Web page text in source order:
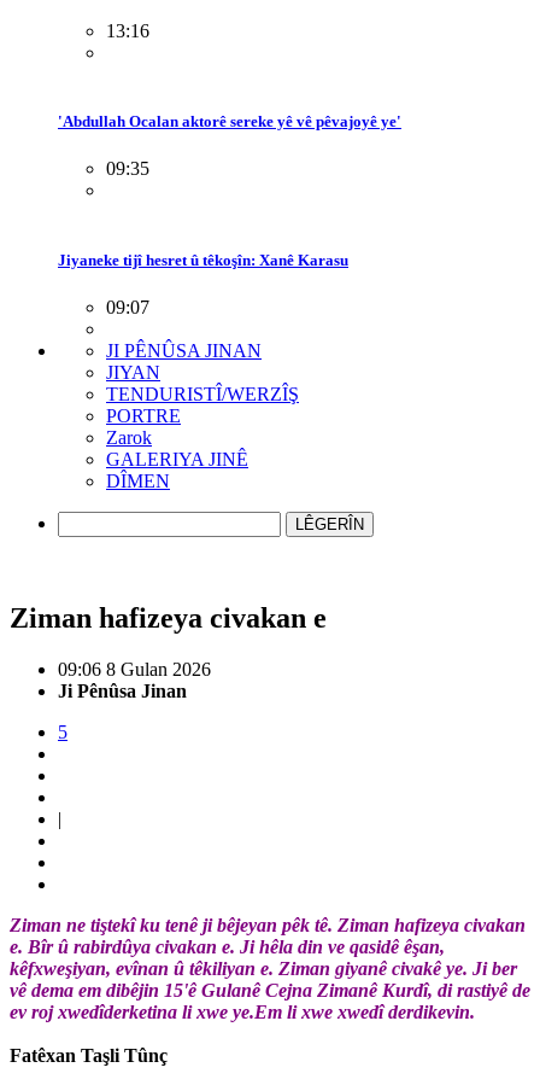
13:16
'Abdullah Ocalan aktorê sereke yê vê pêvajoyê ye'
09:35
Jiyaneke tijî hesret û têkoşîn: Xanê Karasu
09:07
JI PÊNÛSA JINAN
JIYAN
TENDURISTÎ/WERZÎŞ
PORTRE
Zarok
GALERIYA JINÊ
DÎMEN
LÊGERÎN
Ziman hafizeya civakan e
09:06 8 Gulan 2026
Ji Pênûsa Jinan
5
|
Ziman ne tiştekî ku tenê ji bêjeyan pêk tê. Ziman hafizeya civakan
e. Bîr û rabirdûya civakan e. Ji hêla din ve qasidê êşan,
kêfxweşiyan, evînan û têkiliyan e. Ziman giyanê civakê ye. Ji ber
vê dema em dibêjin 15'ê Gulanê Cejna Zimanê Kurdî, di rastiyê de
ev roj xwedîderketina li xwe ye.Em li xwe xwedî derdikevin.
Fatêxan Taşli Tûnç